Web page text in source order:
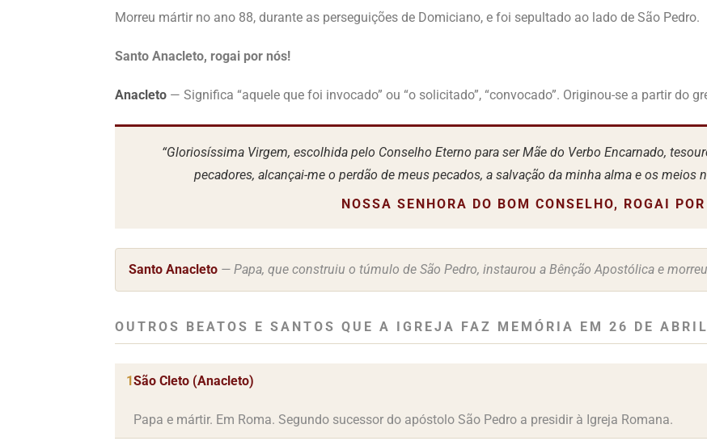
Morreu mártir no ano 88, durante as perseguições de Domiciano, e foi sepultado ao lado de São Pedro.
Santo Anacleto, rogai por nós!
Anacleto — Significa “aquele que foi invocado” ou “o solicitado”, “convocado”. Originou-se a partir do
“Gloriosíssima Virgem, escolhida pelo Conselho Eterno para ser Mãe do Verbo Encarnado,
pecadores, alcançai-me o perdão de meus pecados, a salvação da minha alma e os meios
NOSSA SENHORA DO BOM CONSELHO, ROGAI
Santo Anacleto — Papa, que construiu o túmulo de São Pedro, instaurou a Bênção Apostólica e
OUTROS BEATOS E SANTOS QUE A IGREJA FAZ MEMÓRIA EM 26 DE
1São Cleto (Anacleto)
Papa e mártir. Em Roma. Segundo sucessor do apóstolo São Pedro a presidir à Igreja Romana.